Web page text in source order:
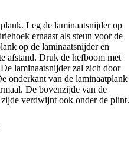
Leg de laminaatsnijder op
ernaast als steun voor de
op de laminaatsnijder en
afstand. Druk de hefboom met
laminaatsnijder zal zich door
onderkant van de laminaatplank
De bovenzijde van de
verdwijnt ook onder de plint.